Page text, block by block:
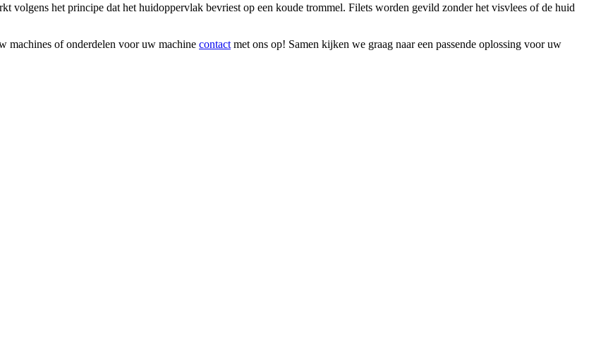
volgens het principe dat het huidoppervlak bevriest op een koude trommel. Filets worden gevild zonder het visvlees of de huid
machines of onderdelen voor uw machine contact met ons op! Samen kijken we graag naar een passende oplossing voor uw